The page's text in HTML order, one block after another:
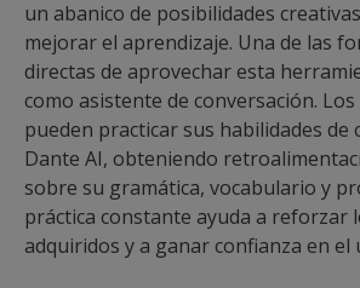
un abanico de posibilidades
mejorar el aprendizaje. Una de las
directas de aprovechar esta
como asistente de conversación.
pueden practicar sus habilidades de
Dante AI, obteniendo
sobre su gramática, vocabulario y
práctica constante ayuda a reforzar
adquiridos y a ganar confianza en el